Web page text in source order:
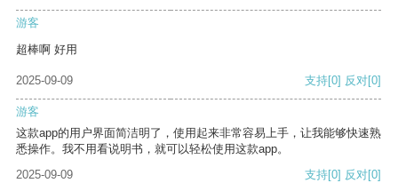
游客
超棒啊 好用
2025-09-09 支持[0] 反对[0]
游客
这款app的用户界面简洁明了，使用起来非常容易上手，让我能够快速熟
悉操作。我不用看说明书，就可以轻松使用这款app。
2025-09-09
支持[0] 反对[0]